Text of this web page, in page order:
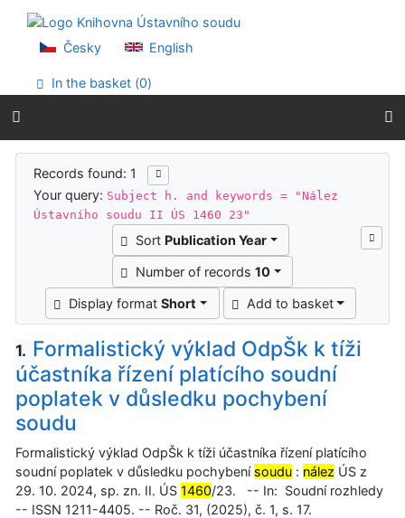
Go to menu
Accessibility declaration
Česky English
In the basket (0)
Search results
Records found: 1
Your query: Subject h. and keywords = "Nález
Ústavního soudu II ÚS 1460 23"
Sort Publication Year
Number of records 10
Display formatShort Add to basket
1. Formalistický výklad OdpŠk k tíži
účastníka řízení platícího soudní
poplatek v důsledku pochybení
soudu
Formalistický výklad OdpŠk k tíži účastníka řízení platícího
soudní poplatek v důsledku pochybení soudu : nález ÚS z
29. 10. 2024, sp. zn. II. ÚS 1460/23. -- In: Soudní rozhledy
-- ISSN 1211-4405. -- Roč. 31, (2025), č. 1, s. 17.